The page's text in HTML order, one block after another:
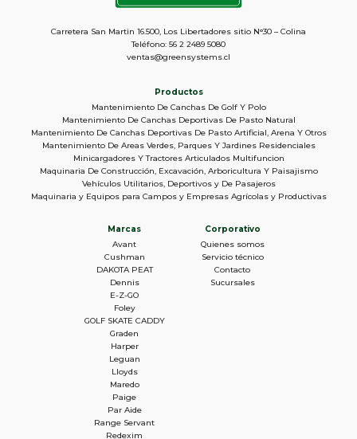
Productos
Mantenimiento De Canchas De Golf Y Polo
Mantenimiento De Canchas Deportivas De Pasto Natural
Mantenimiento De Canchas Deportivas De Pasto Artificial, Arena Y Otros
Mantenimiento De Areas Verdes, Parques Y Jardines Residenciales
Minicargadores Y Tractores Articulados Multifuncion
Maquinaria De Construcción, Excavación, Arboricultura Y Paisajismo
Vehículos Utilitarios, Deportivos y De Pasajeros
Maquinaria y Equipos para Campos y Empresas Agrícolas y Productivas
Marcas
Avant
Cushman
DAKOTA PEAT
Dennis
E-Z-GO
Foley
GOLF SKATE CADDY
Graden
Harper
Leguan
Lloyds
Maredo
Paige
Par Aide
Range Servant
Redexim
Corporativo
Quienes somos
Servicio técnico
Contacto
Sucursales
Carretera San Martin 16.500, Los Libertadores sitio N°30 – Colina
Teléfono: 56 2 2489 5080
ventas@greensystems.cl